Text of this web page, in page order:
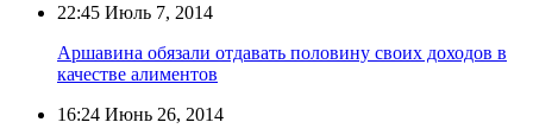
22:45 Июль 7, 2014
Аршавина обязали отдавать половину своих доходов в
качестве алиментов
16:24 Июнь 26, 2014